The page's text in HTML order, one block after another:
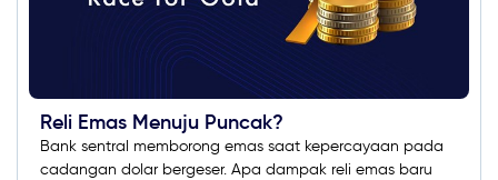
Reli Emas Menuju Puncak?
Bank sentral memborong emas saat kepercayaan pada
cadangan dolar bergeser. Apa dampak reli emas baru